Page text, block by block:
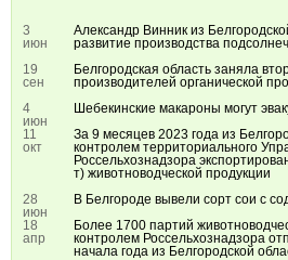
3
июн
Александр Винник из
развитие производства
19
сен
Белгородская область заняла
производителей органической
4
июн
Шебекинские макароны могут
11
окт
За 9 месяцев 2023 года из
контролем территориального
Россельхознадзора
т) животноводческой продукции
28
июн
В Белгороде вывели сорт сои с
18
апр
Более 1700 партий
контролем Россельхознадзора
начала года из Белгородской